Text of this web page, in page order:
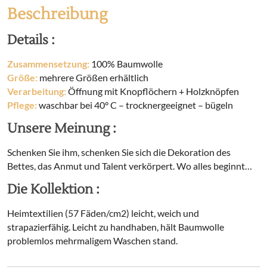
Aufdruck
MON
ETOILE
(Doppelbett)
Beschreibung
Details :
Zusammensetzung: 100% Baumwolle
Größe: mehrere Größen erhältlich
Verarbeitung:Öffnung mit Knopflöchern + Holzknöpfen
Pflege:waschbar bei 40° C – trocknergeeignet – bügeln
Unsere Meinung :
Schenken Sie ihm, schenken Sie sich die Dekoration des
Bettes, das Anmut und Talent verkörpert. Wo alles beginnt…
Die Kollektion :
Heimtextilien (57 Fäden/cm2) leicht, weich und
strapazierfähig. Leicht zu handhaben, hält Baumwolle
problemlos mehrmaligem Waschen stand.